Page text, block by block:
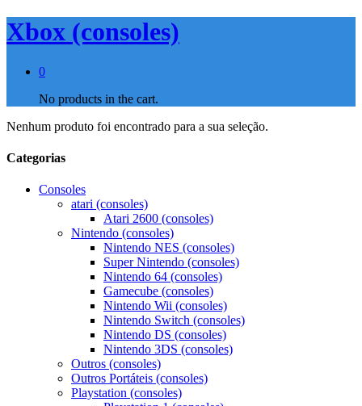
Xbox (consoles)
0
No products in the cart.
Nenhum produto foi encontrado para a sua seleção.
Categorias
Consoles
atari (consoles)
Atari 2600 (consoles)
Nintendo (consoles)
Nintendo NES (consoles)
Super Nintendo (consoles)
Nintendo 64 (consoles)
Gamecube (consoles)
Nintendo Wii (consoles)
Nintendo Switch (consoles)
Nintendo DS (consoles)
Nintendo 3DS (consoles)
Outros (consoles)
Outros Portáteis (consoles)
Playstation (consoles)